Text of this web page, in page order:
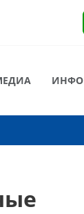
ИНФО